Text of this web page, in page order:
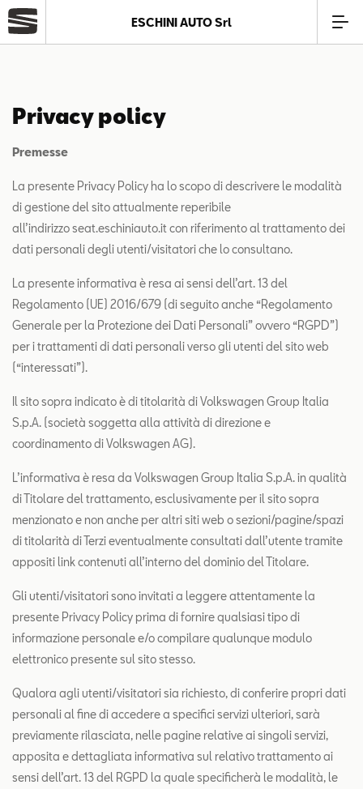
Modelli
Service
SEAT Usato Certificato
Contatti
Configuratore
ESCHINI AUTO Srl
Privacy policy
Premesse
La presente Privacy Policy ha lo scopo di descrivere le modalità
di gestione del sito attualmente reperibile
all’indirizzo seat.eschiniauto.it con riferimento al trattamento dei
dati personali degli utenti/visitatori che lo consultano.
La presente informativa è resa ai sensi dell’art. 13 del
Regolamento (UE) 2016/679 (di seguito anche “Regolamento
Generale per la Protezione dei Dati Personali” ovvero “RGPD”)
per i trattamenti di dati personali verso gli utenti del sito web
(“interessati”).
Il sito sopra indicato è di titolarità di Volkswagen Group Italia
S.p.A. (società soggetta alla attività di direzione e
coordinamento di Volkswagen AG).
L’informativa è resa da Volkswagen Group Italia S.p.A. in qualità
di Titolare del trattamento, esclusivamente per il sito sopra
menzionato e non anche per altri siti web o sezioni/pagine/spazi
di titolarità di Terzi eventualmente consultati dall’utente tramite
appositi link contenuti all’interno del dominio del Titolare.
Gli utenti/visitatori sono invitati a leggere attentamente la
presente Privacy Policy prima di fornire qualsiasi tipo di
informazione personale e/o compilare qualunque modulo
elettronico presente sul sito stesso.
Qualora agli utenti/visitatori sia richiesto, di conferire propri dati
personali al fine di accedere a specifici servizi ulteriori, sarà
previamente rilasciata, nelle pagine relative ai singoli servizi,
apposita e dettagliata informativa sul relativo trattamento ai
sensi dell’art. 13 del RGPD la quale specificherà le modalità, le